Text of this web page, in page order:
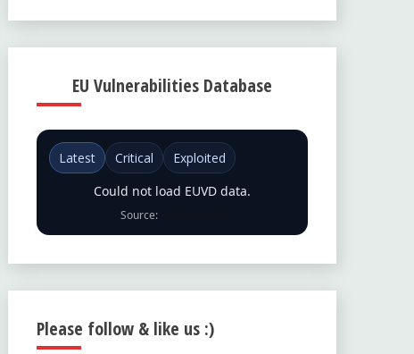
EU Vulnerabilities Database
Latest Critical
Exploited
Could not load EUVD data.
Source:
Please follow & like us :)